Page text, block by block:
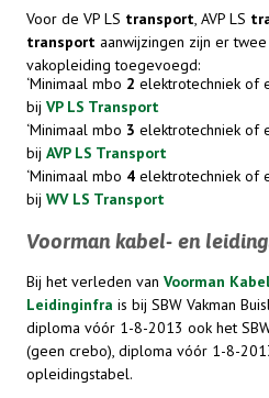
Voor de VP LS transport, AVP LS
transport aanwijzingen zijn er
vakopleiding toegevoegd:
‘Minimaal mbo 2 elektrotechniek of
bij VP LS Transport
‘Minimaal mbo 3 elektrotechniek of
bij AVP LS Transport
‘Minimaal mbo 4 elektrotechniek of
bij WV LS Transport
Voorman kabel- en
Bij het verleden van Voorman
Leidinginfra is bij SBW Vakman
diploma vóór 1-8-2013 ook het
(geen crebo), diploma vóór 1-8-
opleidingstabel.